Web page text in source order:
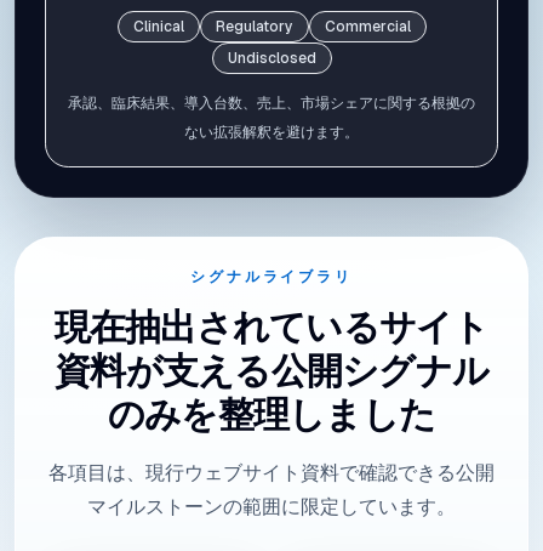
Clinical Regulatory
Commercial
Undisclosed
承認、臨床結果、導入台数、売上、市場シェアに関する根拠の
ない拡張解釈を避けます。
シグナルライブラリ
現在抽出されているサイト
資料が支える公開シグナル
のみを整理しました
各項目は、現行ウェブサイト資料で確認できる公開
マイルストーンの範囲に限定しています。